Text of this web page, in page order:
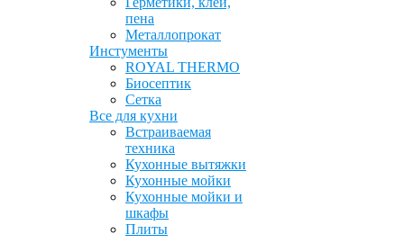
пена
Металлопрокат
Инстументы
ROYAL THERMO
Биосептик
Сетка
Все для кухни
Встраиваемая
техника
Кухонные вытяжки
Кухонные мойки
Кухонные мойки и
шкафы
Плиты